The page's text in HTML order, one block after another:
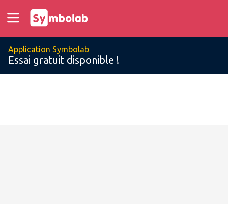
Application Symbolab
Essai gratuit disponible !